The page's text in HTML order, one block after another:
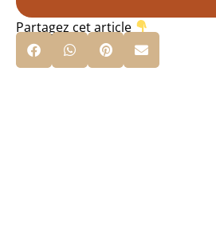
Partagez cet article